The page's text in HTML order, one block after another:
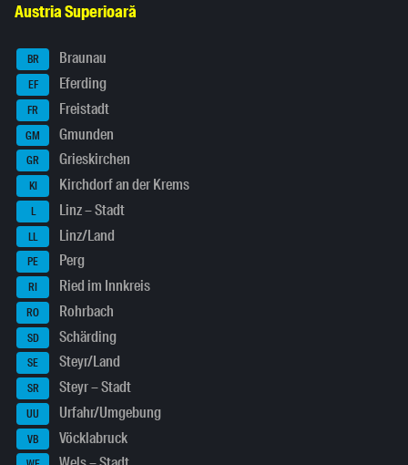
Austria Superioară
BR Braunau
EF Eferding
FR Freistadt
GM Gmunden
GR Grieskirchen
KI Kirchdorf an der Krems
L Linz – Stadt
LL Linz/Land
PE Perg
RI Ried im Innkreis
RO Rohrbach
SD Schärding
SE Steyr/Land
SR Steyr – Stadt
UU Urfahr/Umgebung
VB Vöcklabruck